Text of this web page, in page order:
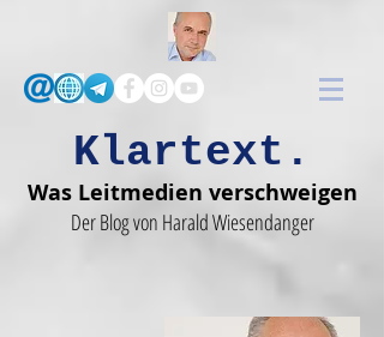
Klartext.
Was Leitmedien verschweigen
Der Blog von Harald Wiesendanger